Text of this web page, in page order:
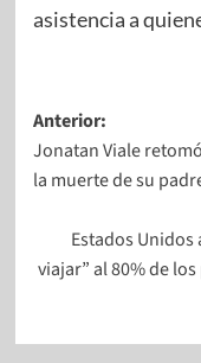
asistencia a
Anterior:
Jonatan Viale
la muerte de su
Estados
viajar” al 80% de